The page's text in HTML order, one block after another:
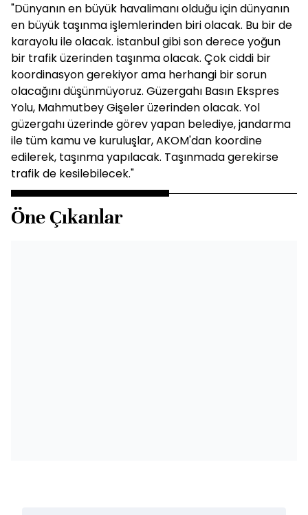
"Dünyanın en büyük havalimanı olduğu için dünyanın
en büyük taşınma işlemlerinden biri olacak. Bu bir de
karayolu ile olacak. İstanbul gibi son derece yoğun
bir trafik üzerinden taşınma olacak. Çok ciddi bir
koordinasyon gerekiyor ama herhangi bir sorun
olacağını düşünmüyoruz. Güzergahı Basın Ekspres
Yolu, Mahmutbey Gişeler üzerinden olacak. Yol
güzergahı üzerinde görev yapan belediye, jandarma
ile tüm kamu ve kuruluşlar, AKOM'dan koordine
edilerek, taşınma yapılacak. Taşınmada gerekirse
trafik de kesilebilecek."
Öne Çıkanlar